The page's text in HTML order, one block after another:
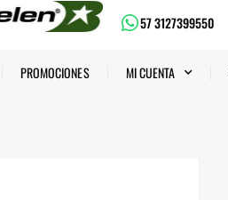
57 3127399550
PROMOCIONES MI CUENTA